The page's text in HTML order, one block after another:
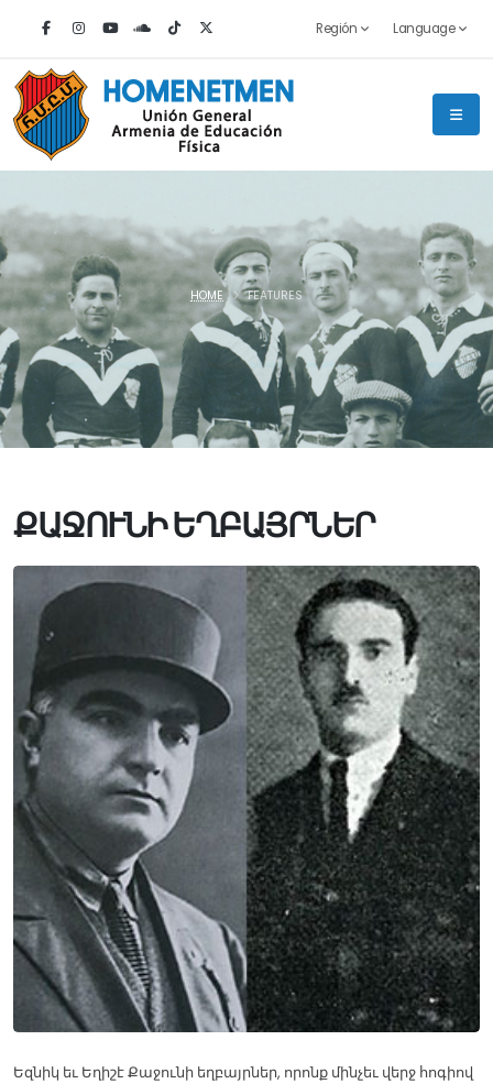
Región Language
HOME FEATURES
ՔԱՋՈՒՆԻ ԵՂԲԱՅՐՆԵՐ
Եզնիկ եւ Եղիշէ Քաջունի եղբայրներ, որոնք մինչեւ վերջ հոգիով